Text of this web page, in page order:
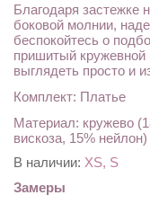
Благодаря застежке
боковой молнии,
беспокойтесь о
пришитый кружевной
выглядеть просто и
Комплект: Платье
Материал: кружево
вискоза, 15% нейлон)
В наличии: XS, S
Замеры